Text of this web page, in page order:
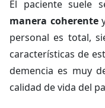
El paciente suele
manera coherente
personal es total,
características de
demencia es muy
calidad de vida del